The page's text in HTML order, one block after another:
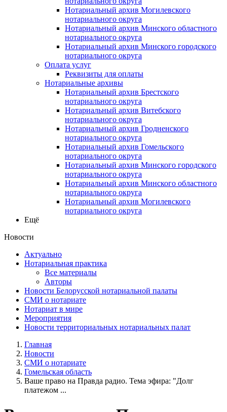
Нотариальный архив Могилевского
нотариального округа
Нотариальный архив Минского областного
нотариального округа
Нотариальный архив Минского городского
нотариального округа
Оплата услуг
Реквизиты для оплаты
Нотариальные архивы
Нотариальный архив Брестского
нотариального округа
Нотариальный архив Витебского
нотариального округа
Нотариальный архив Гродненского
нотариального округа
Нотариальный архив Гомельского
нотариального округа
Нотариальный архив Минского городского
нотариального округа
Нотариальный архив Минского областного
нотариального округа
Нотариальный архив Могилевского
нотариального округа
Ещё
Новости
Актуально
Нотариальная практика
Все материалы
Авторы
Новости Белорусской нотариальной палаты
СМИ о нотариате
Нотариат в мире
Мероприятия
Новости территориальных нотариальных палат
Главная
Новости
СМИ о нотариате
Гомельская область
Ваше право на Правда радио. Тема эфира: "Долг
платежом ...